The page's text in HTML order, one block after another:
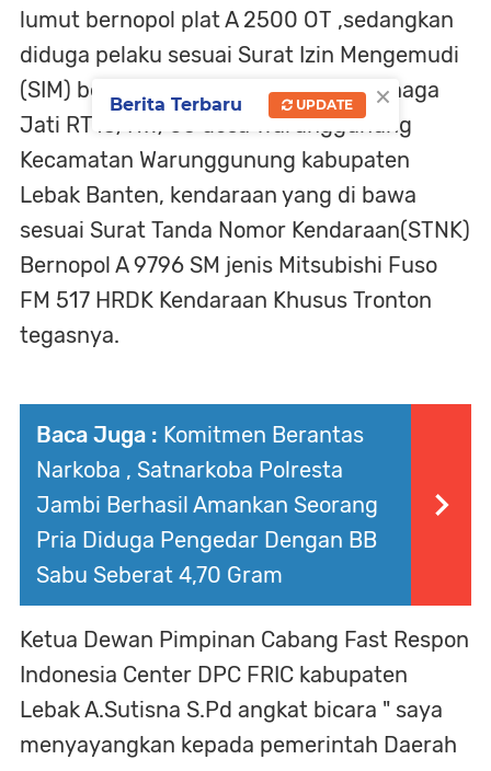
lumut bernopol plat A 2500 OT ,sedangkan
diduga pelaku sesuai Surat Izin Mengemudi
(SIM) berinisial (SP) beralamat Kp.Kanaga
Jati RT13/Rw/05 desa Warunggunung
Kecamatan Warunggunung kabupaten
Lebak Banten, kendaraan yang di bawa
sesuai Surat Tanda Nomor Kendaraan(STNK)
Bernopol A 9796 SM jenis Mitsubishi Fuso
FM 517 HRDK Kendaraan Khusus Tronton
tegasnya.
Baca Juga : Komitmen Berantas
Narkoba , Satnarkoba Polresta
Jambi Berhasil Amankan Seorang
Pria Diduga Pengedar Dengan BB
Sabu Seberat 4,70 Gram
Ketua Dewan Pimpinan Cabang Fast Respon
Indonesia Center DPC FRIC kabupaten
Lebak A.Sutisna S.Pd angkat bicara " saya
menyayangkan kepada pemerintah Daerah
×
Berita Terbaru UPDATE